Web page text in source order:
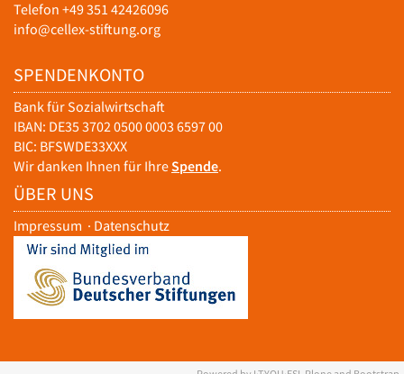
Telefon +49 351 42426096
info@cellex-stiftung.org
SPENDENKONTO
Bank für Sozialwirtschaft
IBAN: DE35 3702 0500 0003 6597 00
BIC: BFSWDE33XXX
Wir danken Ihnen für IhreSpende.
ÜBER UNS
Impressum · Datenschutz